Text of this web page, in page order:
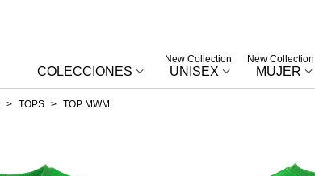
COLECCIONES UNISEX
New Collection
MUJER
New Collection
> TOPS > TOP MWM